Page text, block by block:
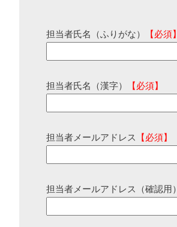
担当者氏名（ふりがな） 【必須】
担当者氏名（漢字） 【必須】
担当者メールアドレス 【必須】
担当者メールアドレス（確認用）